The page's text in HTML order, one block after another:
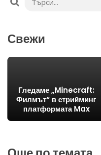
Свежи
Гледаме „Minecraft:
Филмът“ в стрийминг
платформата Max